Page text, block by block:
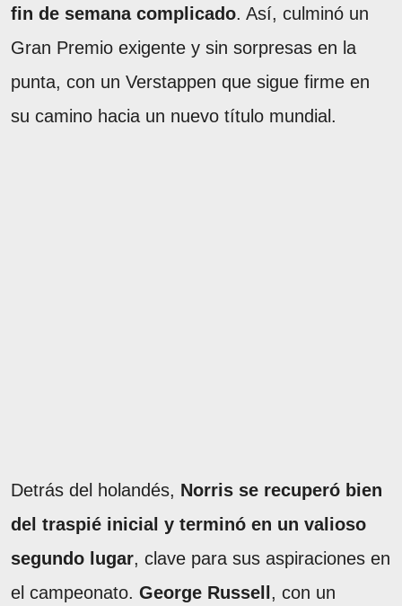
fin de semana complicado. Así, culminó un
Gran Premio exigente y sin sorpresas en la
punta, con un Verstappen que sigue firme en
su camino hacia un nuevo título mundial.
Detrás del holandés, Norris se recuperó bien
del traspié inicial y terminó en un valioso
segundo lugar, clave para sus aspiraciones en
el campeonato. George Russell , con un